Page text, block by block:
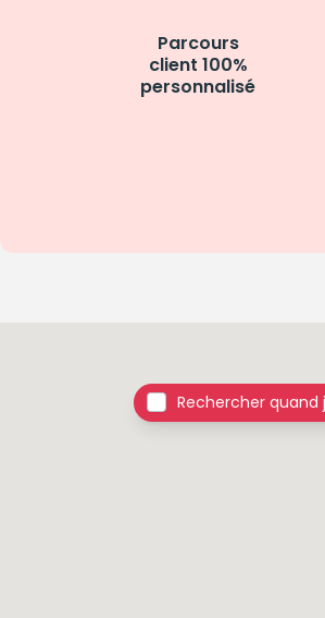
Parcours
client 100%
personnalisé
Rechercher